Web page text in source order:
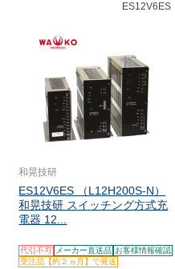
ES12V6ES
和晃技研
ES12V6ES （L12H200S-N）
和晃技研 スイッチング方式充
電器 12...
代引不可 メーカー直送品 お客様情報確認
受注品【約２ヵ月】で発送